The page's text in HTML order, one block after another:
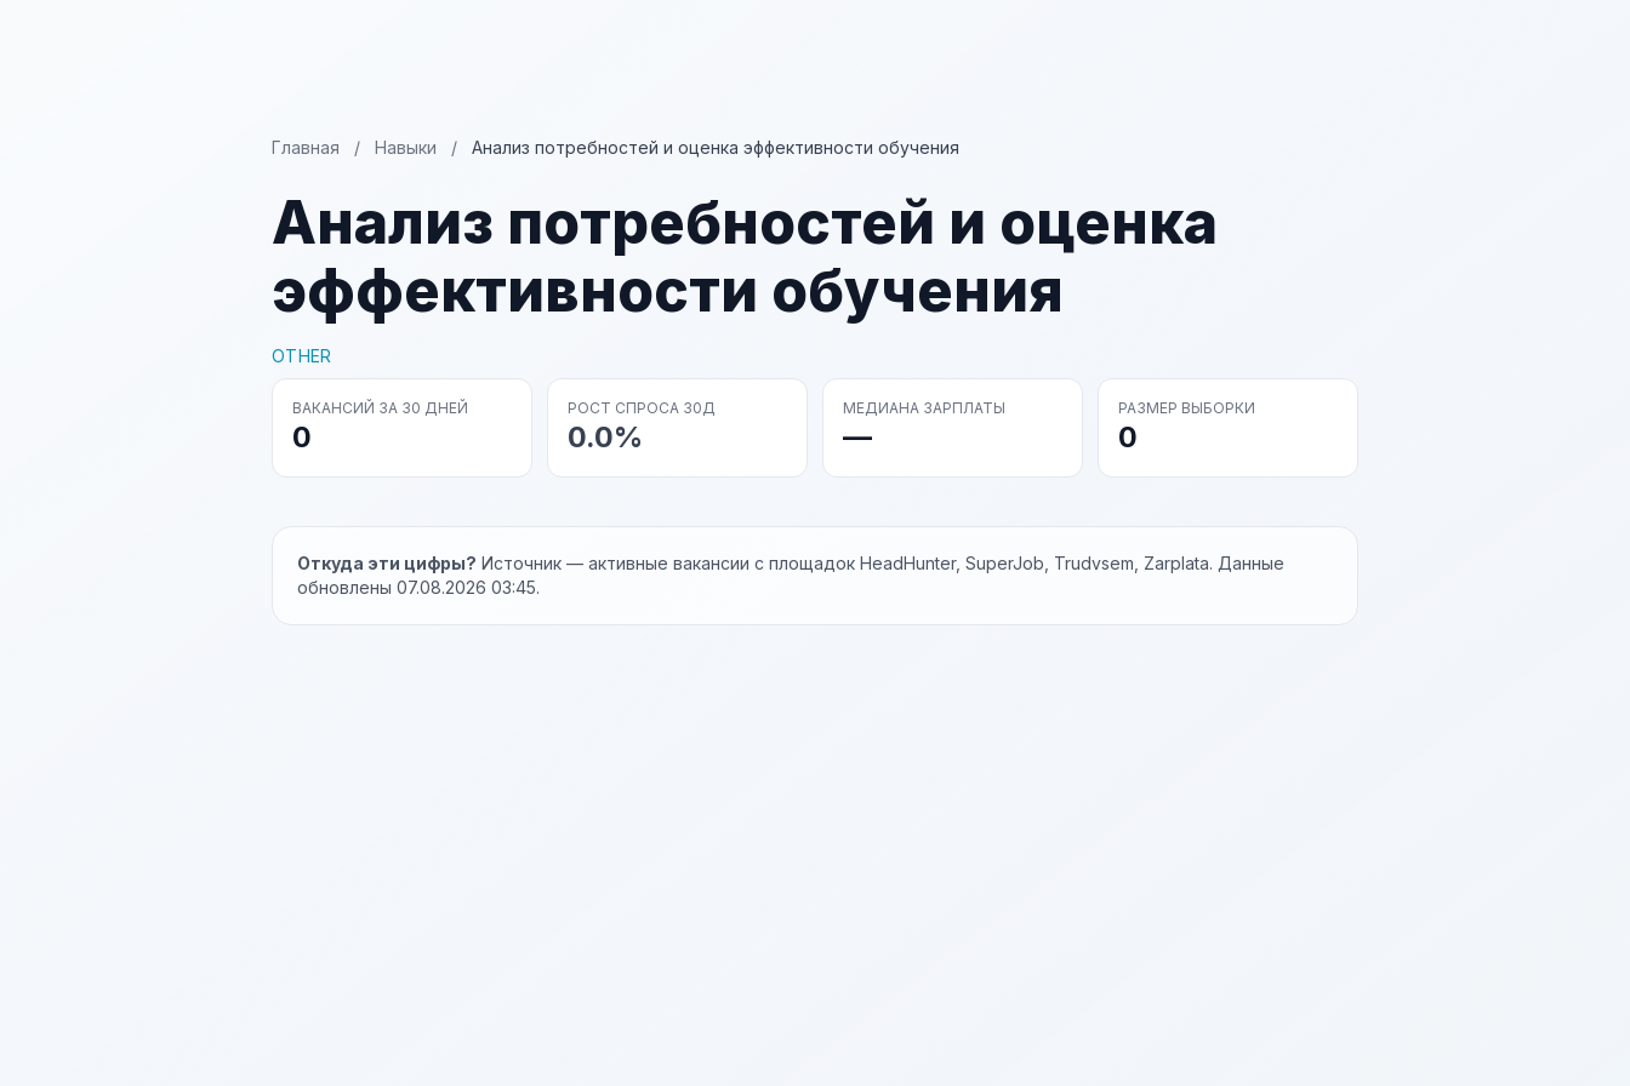
Главная / Навыки / Анализ потребностей и оценка эффективности обучения
Анализ потребностей и оценка
эффективности обучения
OTHER
ВАКАНСИЙ ЗА 30 ДНЕЙ
0
РОСТ СПРОСА 30Д
0.0%
МЕДИАНА ЗАРПЛАТЫ
—
РАЗМЕР ВЫБОРКИ
0
Откуда эти цифры? Источник — активные вакансии с площадок HeadHunter, SuperJob, Trudvsem, Zarplata. Данные
обновлены 07.08.2026 03:45.